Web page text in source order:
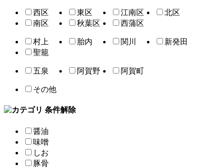
西区 東区 江南区
北区
南区
秋葉区 西蒲区
村上 胎内 関川
新発田
聖籠
五泉 阿賀野 阿賀町
その他
条件解除
醤油
味噌
しお
豚骨